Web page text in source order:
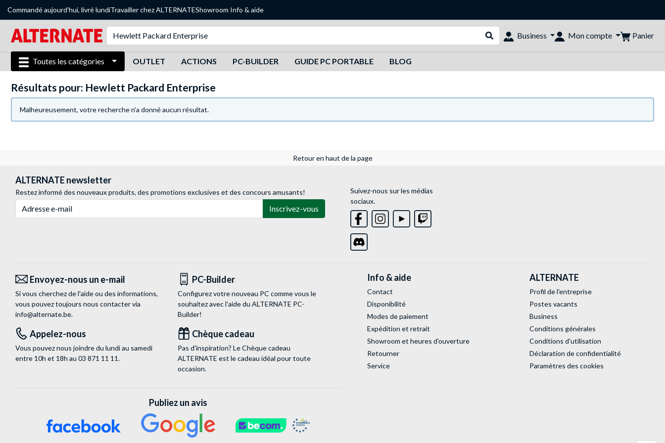
Commandé aujourd'hui, livré lundiTravailler chez ALTERNATEShowroom Info & aide
Rechercher dans le shop
Business Mon compte Panier
Toutes les catégories OUTLET ACTIONS PC-BUILDER GUIDE PC PORTABLE BLOG
Résultats pour: Hewlett Packard Enterprise
Malheureusement, votre recherche n'a donné aucun résultat.
Retour en haut de la page
ALTERNATE newsletter
Restez informé des nouveaux produits, des promotions exclusives et des concours amusants!
Inscrivez-vous
Suivez-nous sur les médias
sociaux.
Envoyez-nous un e-mail
Si vous cherchez de l'aide ou des informations,
vous pouvez toujours nous contacter via
info@alternate.be.
PC-Builder
Configurez votre nouveau PC comme vous le
souhaitez avec l'aide du ALTERNATE PC-
Builder!
Appelez-nous
Vous pouvez nous joindre du lundi au samedi
entre 10h et 18h au 03 871 11 11.
Chèque cadeau
Pas d'inspiration? Le Chèque cadeau
ALTERNATE est le cadeau idéal pour toute
occasion.
Info & aide
Contact
Disponibilité
Modes de paiement
Expédition et retrait
Showroom et heures d'ouverture
Retourner
Service
ALTERNATE
Profil de l'entreprise
Postes vacants
Business
Conditions générales
Conditions d'utilisation
Déclaration de confidentialité
Paramètres des cookies
Publiez un avis